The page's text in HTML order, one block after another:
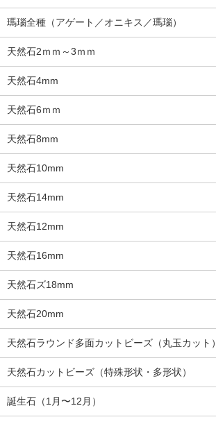
瑪瑙全種（アゲート／オニキス／瑪瑙）
天然石2ｍｍ～3ｍｍ
天然石4mm
天然石6ｍｍ
天然石8mm
天然石10mm
天然石14mm
天然石12mm
天然石16mm
天然石ズ18mm
天然石20mm
天然石ラウンド多面カットビーズ（丸玉カット）
天然石カットビーズ（特殊形状・多形状）
誕生石（1月〜12月）